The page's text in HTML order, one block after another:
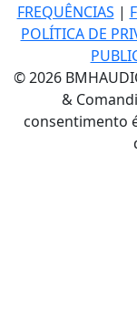
FREQUÊNCIAS |
POLÍTICA DE
© 2026
&
consentimento